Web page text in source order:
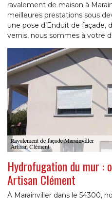
ravalement de maison à
meilleures prestations sous
une pose d’Enduit de façade,
vernis, nous sommes à votre
Hydrofugation du mur :
Artisan Clément
À Marainviller dans le 54300,